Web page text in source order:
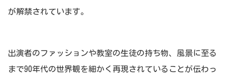
が解禁されています。
出演者のファッションや教室の生徒の持ち物、風景に至る
まで90年代の世界観を細かく再現されていることが伝わっ